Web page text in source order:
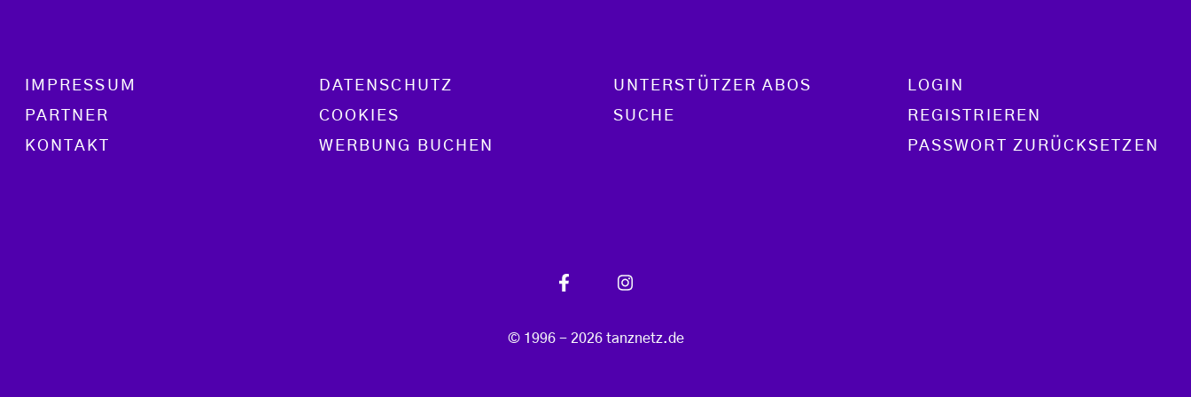
Footer menu
IMPRESSUM
PARTNER
KONTAKT
DATENSCHUTZ
COOKIES
WERBUNG BUCHEN
UNTERSTÜTZER ABOS
SUCHE
LOGIN
REGISTRIEREN
PASSWORT ZURÜCKSETZEN
© 1996 - 2026 tanznetz.de